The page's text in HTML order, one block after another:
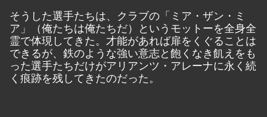
そうした選手たちは、クラブの「ミア・ザン・ミ
ア」（俺たちは俺たちだ）というモットーを全身全
霊で体現してきた。才能があれば扉をくぐることは
できるが、鉄のような強い意志と飽くなき飢えをも
った選手たちだけがアリアンツ・アレーナに永く続
く痕跡を残してきたのだった。